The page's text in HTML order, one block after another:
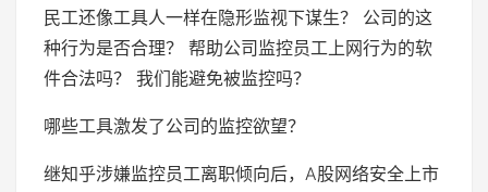
民工还像工具人一样在隐形监视下谋生？ 公司的这
种行为是否合理？ 帮助公司监控员工上网行为的软
件合法吗？ 我们能避免被监控吗？
哪些工具激发了公司的监控欲望？
继知乎涉嫌监控员工离职倾向后，A股网络安全上市